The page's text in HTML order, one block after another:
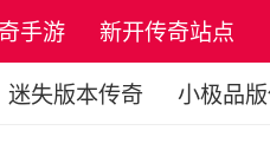
手游
新开传奇站点
迷失版本传奇 小极品